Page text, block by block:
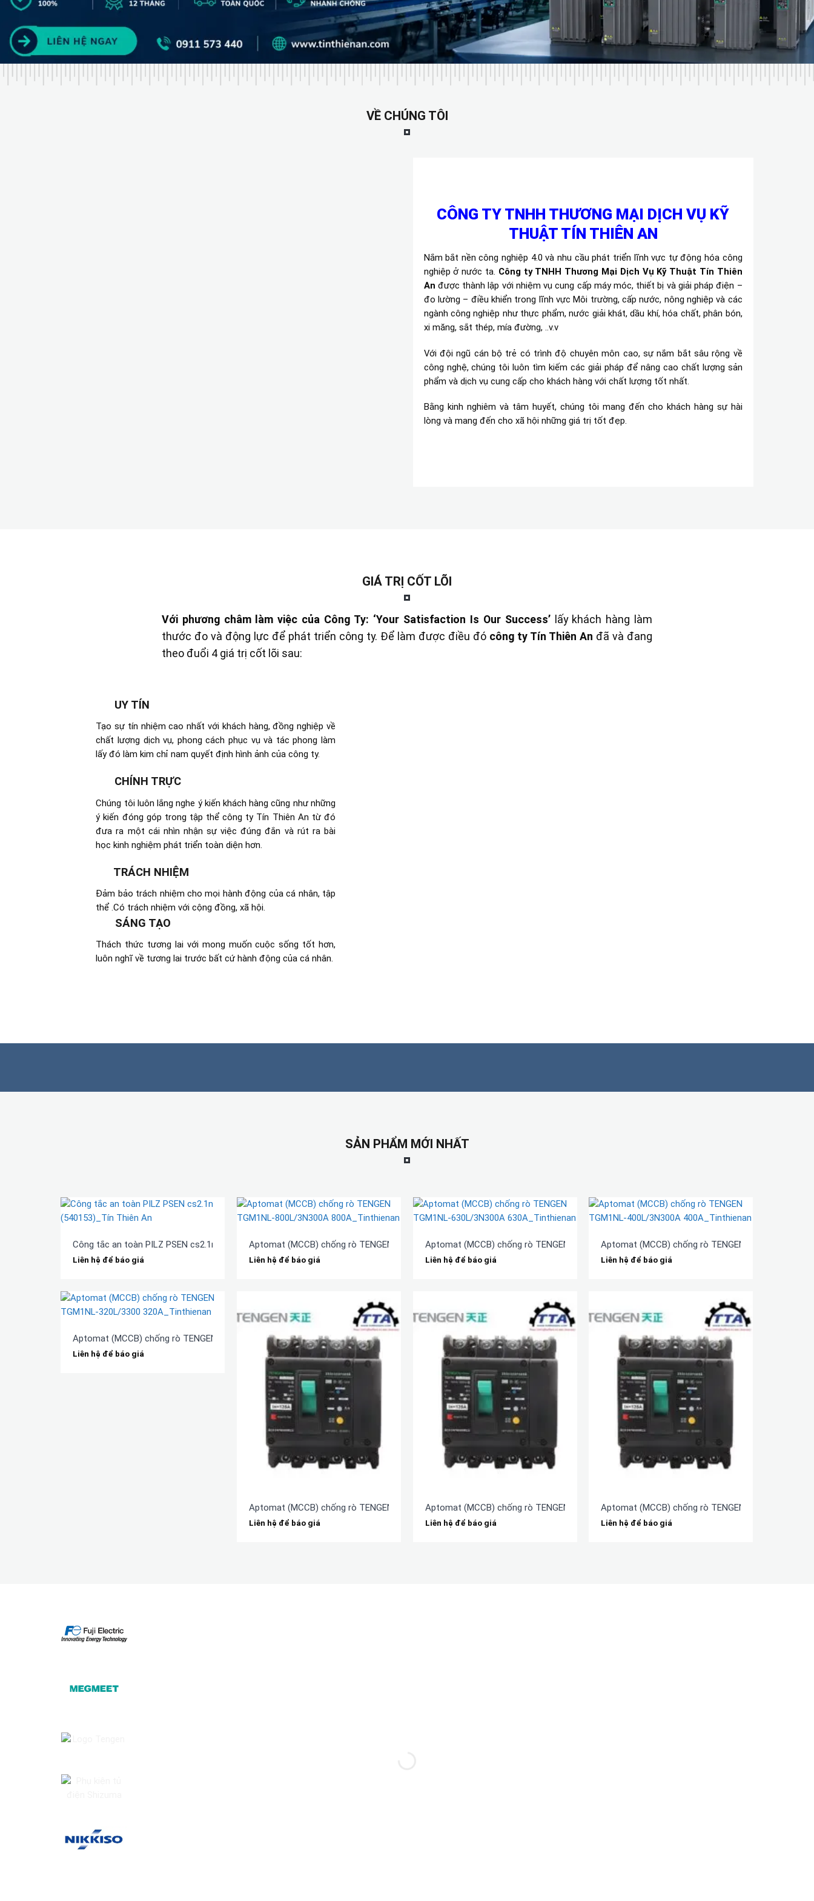
VỀ CHÚNG TÔI
CÔNG TY TNHH THƯƠNG MẠI DỊCH VỤ KỸ
THUẬT TÍN THIÊN AN
Nắm bắt nền công nghiệp 4.0 và nhu cầu phát triển lĩnh vực tự động hóa công
nghiệp ở nước ta. Công ty TNHH Thương Mại Dịch Vụ Kỹ Thuật Tín Thiên
An được thành lập với nhiệm vụ cung cấp máy móc, thiết bị và giải pháp điện –
đo lường – điều khiển trong lĩnh vực Môi trường, cấp nước, nông nghiệp và các
ngành công nghiệp như thực phẩm, nước giải khát, dầu khí, hóa chất, phân bón,
xi măng, sắt thép, mía đường, ..v.v
Với đội ngũ cán bộ trẻ có trình độ chuyên môn cao, sự nắm bắt sâu rộng về
công nghệ, chúng tôi luôn tìm kiếm các giải pháp để nâng cao chất lượng sản
phẩm và dịch vụ cung cấp cho khách hàng với chất lượng tốt nhất.
Bằng kinh nghiêm và tâm huyết, chúng tôi mang đến cho khách hàng sự hài
lòng và mang đến cho xã hội những giá trị tốt đẹp.
GIÁ TRỊ CỐT LÕI
Với phương châm làm việc của Công Ty: ‘Your Satisfaction Is Our Success’ lấy khách hàng làm
thước đo và động lực để phát triển công ty. Để làm được điều đó công ty Tín Thiên An đã và đang
theo đuổi 4 giá trị cốt lõi sau:
UY TÍN
Tạo sự tín nhiệm cao nhất với khách hàng, đồng nghiệp về
chất lượng dịch vụ, phong cách phục vụ và tác phong làm
lấy đó làm kim chỉ nam quyết định hình ảnh của công ty.
CHÍNH TRỰC
Chúng tôi luôn lắng nghe ý kiến khách hàng cũng như những
ý kiến đóng góp trong tập thể công ty Tín Thiên An từ đó
đưa ra một cái nhìn nhận sự việc đúng đắn và rút ra bài
học kinh nghiệm phát triển toàn diện hơn.
TRÁCH NHIỆM
Đảm bảo trách nhiệm cho mọi hành động của cá nhân, tập
thể .Có trách nhiệm với cộng đồng, xã hội.
SÁNG TẠO
Thách thức tương lai với mong muốn cuộc sống tốt hơn,
luôn nghĩ về tương lai trước bất cứ hành động của cá nhân.
SẢN PHẨM MỚI NHẤT
Công tắc an toàn PILZ PSEN cs2.1n (540153)
Liên hệ để báo giá
Aptomat (MCCB) chống rò TENGEN TGM1NL-800L/3N300A 800A
Liên hệ để báo giá
Aptomat (MCCB) chống rò TENGEN TGM1NL-630L/3N300A 630A
Liên hệ để báo giá
Aptomat (MCCB) chống rò TENGEN TGM1NL-400L/
Liên hệ để báo giá
Aptomat (MCCB) chống rò TENGEN TGM1NL-320L/3N300A 320A
Liên hệ để báo giá
Aptomat (MCCB) chống rò TENGEN TGM1NL-250L/3N300A 250A
Liên hệ để báo giá
Aptomat (MCCB) chống rò TENGEN TGM1NL-160L/3N300A 160A
Liên hệ để báo giá
Aptomat (MCCB) chống rò TENGEN TGM1NL-125L/
Liên hệ để báo giá